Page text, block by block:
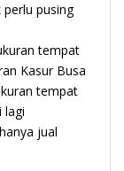
perlu pusing
tempat
Kasur Busa
tempat
lagi
jual